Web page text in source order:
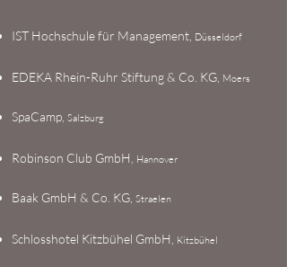
IST Hochschule für Management, Düsseldorf
EDEKA Rhein-Ruhr Stiftung & Co. KG, Moers
SpaCamp, Salzburg
Robinson Club GmbH, Hannover
Baak GmbH & Co. KG, Straelen
Schlosshotel Kitzbühel GmbH, Kitzbühel